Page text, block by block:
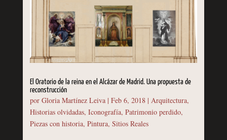
El Oratorio de la reina en el Alcázar de Madrid. Una propuesta de
reconstrucción
por Gloria Martínez Leiva| Feb 6, 2018| Arquitectura,
Historias olvidadas, Iconografía, Patrimonio perdido,
Piezas con historia, Pintura, Sitios Reales